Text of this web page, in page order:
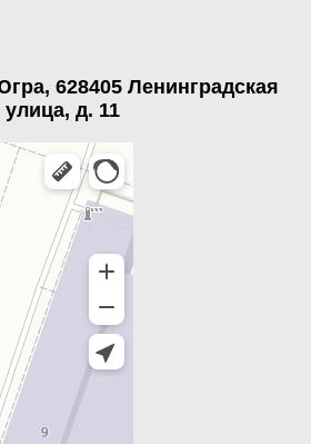
628405 Ленинградская
улица, д. 11